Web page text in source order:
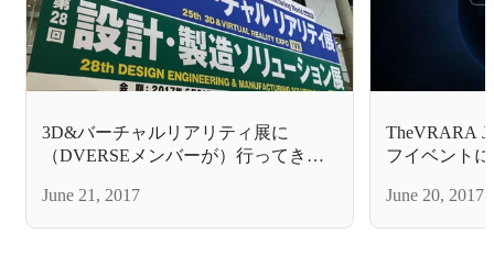
3D&バーチャルリアリティ展に
（DVERSEメンバーが）行ってきま
June 21, 2017
TheVRARA
フイベント
June 20, 2017